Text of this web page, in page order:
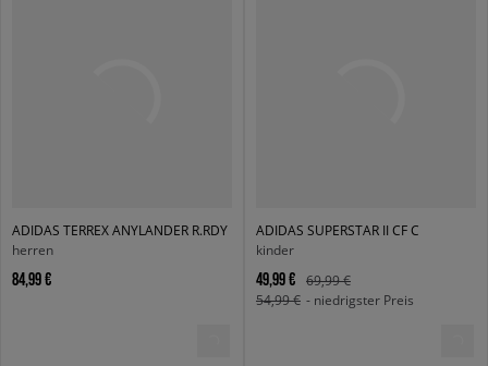
ADIDAS TERREX ANYLANDER R.RDY
herren
84,99 €
ADIDAS SUPERSTAR II CF C
kinder
49,99 €
69,99 €
54,99 € - niedrigster Preis